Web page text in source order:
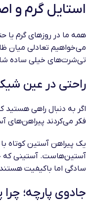
استایل گرم و
همه ما در روزهای گرم
می‌خواهیم تعادلی میان
تی‌شرت‌های خیلی ساده
راحتی در عین
اگر به دنبال راهی
فکر می‌کردند پیراهن‌های
آستین‌هاست. آستینی که
سادگی اما باکیفیت
جادوی پارچه؛